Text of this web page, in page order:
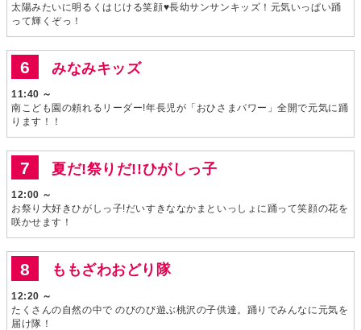
太陽みたいに明るくはじける笑顔♥長幼サンサンキッズ！元気いっぱい踊
って輝くぞっ！
みなみキッズ
11:40 ～
南こども園の頼れるリーダー!年長児が「おひさまパワー」全開で元気に踊
ります！！
夏だ!祭りだ!!ひがしっ子
12:00 ～
お祭り大好きひがしっ子!だいすきななかまといっしょに踊って笑顔の花を
咲かせます！
ももざわおどり隊
12:20 ～
たくさんの自然の中で のびのび遊ぶ桃沢の子供達。踊りでみんなに元気を
届け隊！